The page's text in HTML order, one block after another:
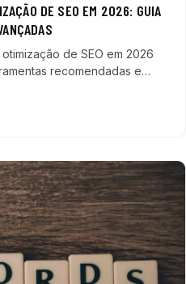
DE SEO EM 2026: GUIA
de SEO em 2026
recomendadas e